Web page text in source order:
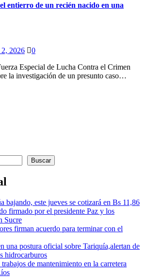
entierro de un recién nacido en una
2026
0
Especial de Lucha Contra el Crimen
la investigación de un presunto caso…
Buscar
bajando, este jueves se cotizará en Bs 11,86
firmado por el presidente Paz y los
Sucre
firman acuerdo para terminar con el
una postura oficial sobre Tariquía,alertan de
hidrocarburos
de mantenimiento en la carretera